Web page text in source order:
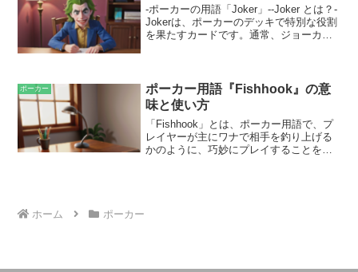
の低いハンドを降りさせたりすることが
できます。また、自分のハンドの強さを
示し、ポットをより大きくしたり、対戦
-ポーカーの用語「Joker」--Joker とは？-
Jokerは、ポーカーのデッキで特別な役割
を果たすカードです。通常、ジョーカー
うことができます。ただし、ストレート
やフラッシュなどの組み合わせを作る場
合には、ジョーカーは使用できません。
ポーカーのルールによっては、ジョーカ
ーが特定の組み合わせを強化するために
使用されることもあります。たとえば、
ポーカー
ポーカー用語『Fishhook』の意
味と使い方
「Fishhook」とは、ポーカー用語で、プ
レイヤーが主にワナで相手を釣り上げる
かのように、巧妙にプレイすることを意
ホーム ポーカー